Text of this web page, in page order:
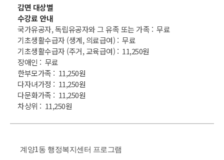
감면 대상별
수강료 안내
국가유공자, 독립유공자와 그 유족 또는 가족 : 무료
기초생활수급자 (생계, 의료급여) : 무료
기초생활수급자 (주거, 교육급여) : 11,250원
장애인 : 무료
한부모가족 : 11,250원
다자녀가정 : 11,250원
다문화가족 : 11,250원
차상위 : 11,250원
계양1동 행정복지센터 프로그램